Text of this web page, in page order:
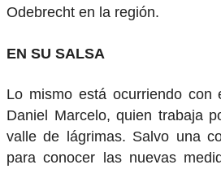
Odebrecht en la región.
EN SU SALSA
Lo mismo está ocurriendo con
Daniel Marcelo, quien trabaja
valle de lágrimas. Salvo una
para conocer las nuevas